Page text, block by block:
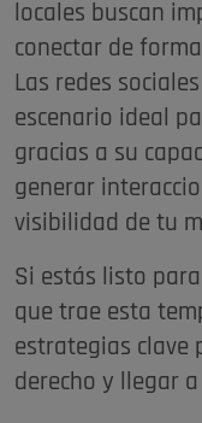
locales buscan
conectar de
Las redes
escenario ideal
gracias a su
generar
visibilidad de tu
Si estás listo
que trae esta
estrategias clave
derecho y llegar